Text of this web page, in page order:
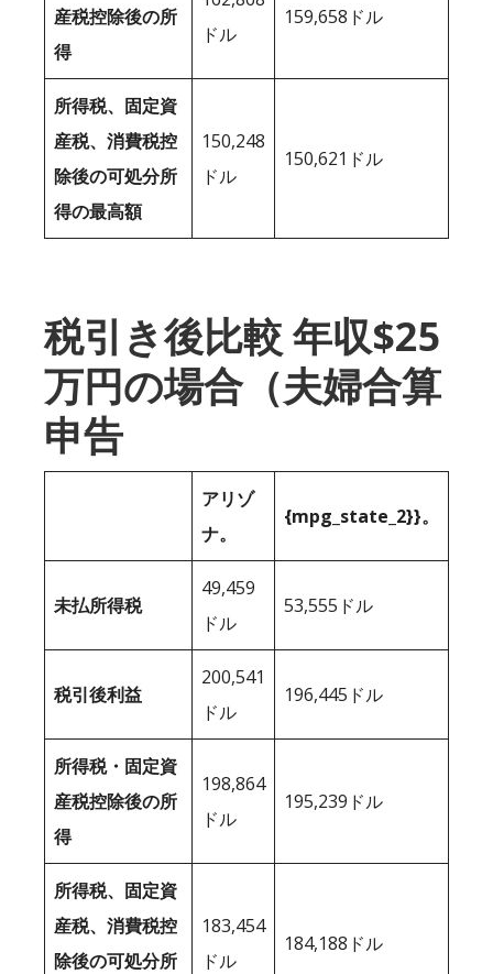
産税控除後の所
得
ドル
159,658ドル
所得税、固定資
産税、消費税控
除後の可処分所
得の最高額
150,248
ドル
150,621ドル
税引き後比較 年収$25
万円の場合（夫婦合算
申告
アリゾ
ナ。
{mpg_state_2}}。
未払所得税
49,459
ドル
53,555ドル
税引後利益
200,541
ドル
196,445ドル
所得税・固定資
産税控除後の所
得
198,864
ドル
195,239ドル
所得税、固定資
産税、消費税控
除後の可処分所
183,454
ドル
184,188ドル